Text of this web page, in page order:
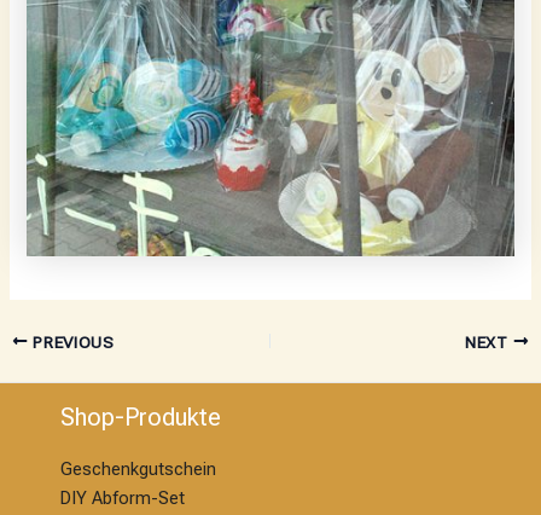
PREVIOUS NEXT
Shop-Produkte
Geschenkgutschein
DIY Abform-Set